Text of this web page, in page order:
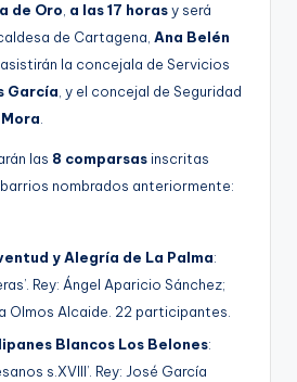
de Oro, a las 17 horasy será
de Cartagena, Ana Belén
asistirán la concejala de Servicios
García, y el concejal de Seguridad
.
las 8 comparsas inscritas
nombrados anteriormente:
y Alegría de La Palma:
Rey: Ángel Aparicio Sánchez;
Olmos Alcaide. 22 participantes.
Blancos Los Belones:
s.XVIII’. Rey: José García